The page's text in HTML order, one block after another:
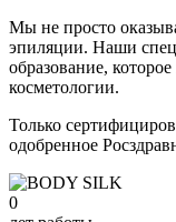
Мы не просто
эпиляции. Наши
образование,
косметологии.
Только
одобренное
0